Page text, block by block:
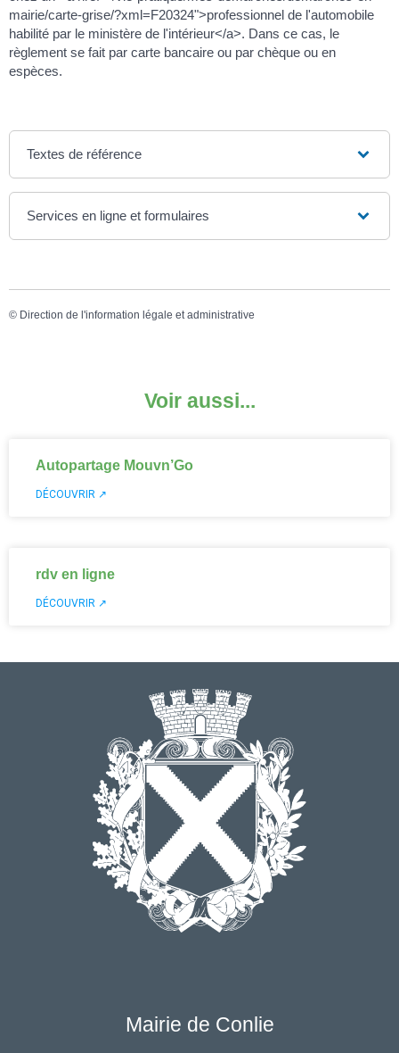
mairie/carte-grise/?xml=F20324">professionnel de l'automobile
habilité par le ministère de l'intérieur</a>. Dans ce cas, le
règlement se fait par carte bancaire ou par chèque ou en
espèces.
Textes de référence
Services en ligne et formulaires
© Direction de l'information légale et administrative
Voir aussi...
Autopartage Mouvn’Go
DÉCOUVRIR ↗
rdv en ligne
DÉCOUVRIR ↗
Mairie de Conlie